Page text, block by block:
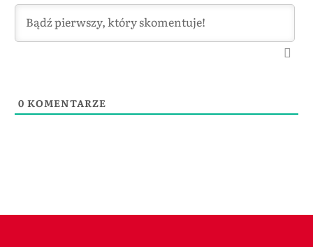
0 KOMENTARZE